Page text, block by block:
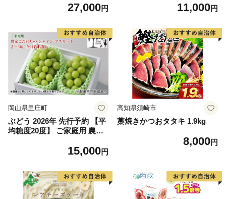
殖 国産・高知県産〈高知市共
27,000円
用品 消耗品 無香料 生活用品
11,000円
岡山県里庄町
ぶどう 2026年 先行予約 【平
均糖度20度】 ご家庭用 農家
ット 2～3房 合計約1.2kg ブ
直送 】
15,000円
高知県須崎市
藁焼きかつおタタキ 1.9kg
8,000円